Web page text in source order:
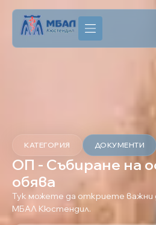
КАТЕГОРИЯ ДОКУМЕНТИ
ОП - Събиране на
обява
Тук можете да откриете важни
МБАЛ Кюстендил.